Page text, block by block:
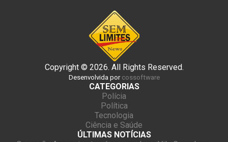
Copyright © 2026. All Rights Reserved.
Desenvolvida por cossoftware
CATEGORIAS
Polícia
Política
Tecnologia
Ciência e Saúde
ÚLTIMAS NOTÍCIAS